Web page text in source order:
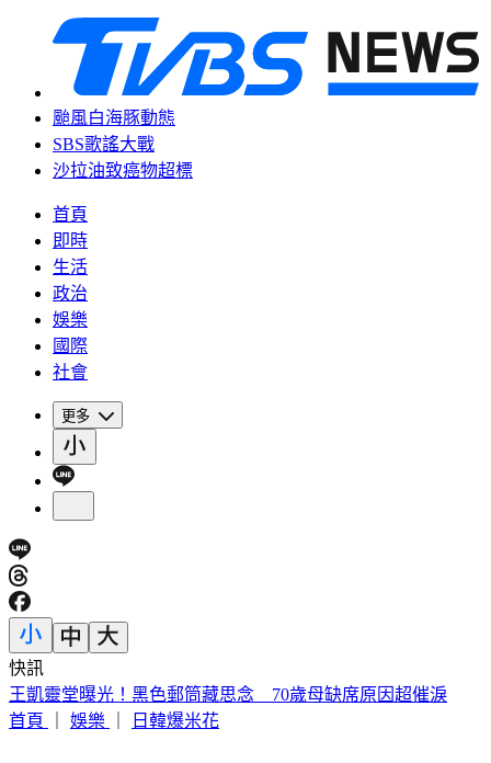
颱風白海豚動態
SBS歌謠大戰
沙拉油致癌物超標
首頁
即時
生活
政治
娛樂
國際
社會
更多
快訊
白海豚颱風擱淺又猛回血！水氣猛灌一片紫白 連下雨6天
首頁
娛樂 日韓爆米花